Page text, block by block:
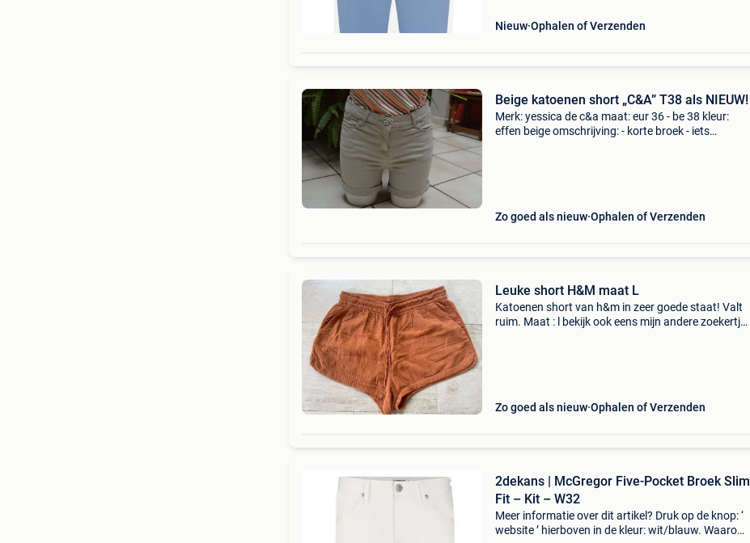
Nieuw Ophalen of Verzenden
Beige katoenen short „C&A” T38 als NIEUW!
Merk: yessica de c&a maat: eur 36 - be 38 kleur:
effen beige omschrijving: - korte broek - iets
Zo goed als nieuw Ophalen of Verzenden
Leuke short H&M maat L
Katoenen short van h&m in zeer goede staat! Valt
ruim. Maat : l bekijk ook eens mijn andere zoekertjes
Zo goed als nieuw Ophalen of Verzenden
2dekans | McGregor Five-Pocket Broek Slim
Fit – Kit – W32
Meer informatie over dit artikel? Druk op de knop: ‘
website ’ hierboven in de kleur: wit/blauw. Waarom